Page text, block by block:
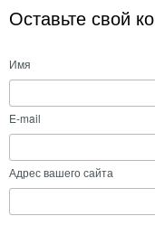
Оставьте свой
Имя
E-mail
Адрес вашего сайта